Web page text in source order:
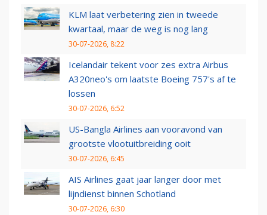
KLM laat verbetering zien in tweede
kwartaal, maar de weg is nog lang
30-07-2026, 8:22
Icelandair tekent voor zes extra Airbus
A320neo's om laatste Boeing 757's af te
lossen
30-07-2026, 6:52
US-Bangla Airlines aan vooravond van
grootste vlootuitbreiding ooit
30-07-2026, 6:45
AIS Airlines gaat jaar langer door met
lijndienst binnen Schotland
30-07-2026, 6:30